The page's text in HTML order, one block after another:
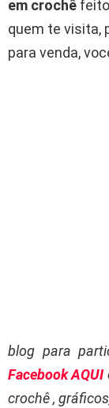
em crochê
quem te visita,
para venda,
blog para
Facebook AQUI
crochê ,